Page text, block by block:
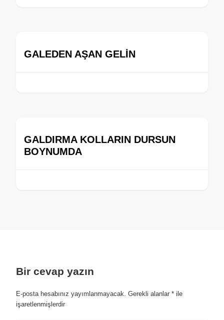
GALEDEN AŞAN GELİN
GALDIRMA KOLLARIN DURSUN
BOYNUMDA
Bir cevap yazın
E-posta hesabınız yayımlanmayacak. Gerekli alanlar * ile
işaretlenmişlerdir